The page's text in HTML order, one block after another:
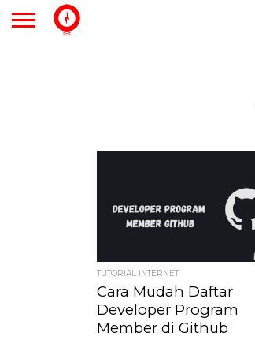
TUTORIAL INTERNET
Cara Mudah Daftar
Developer Program
Member di Github